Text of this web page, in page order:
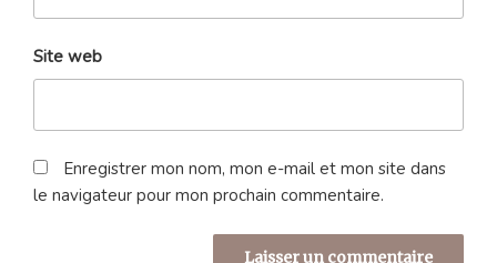
Site web
Enregistrer mon nom, mon e-mail et mon site dans
le navigateur pour mon prochain commentaire.